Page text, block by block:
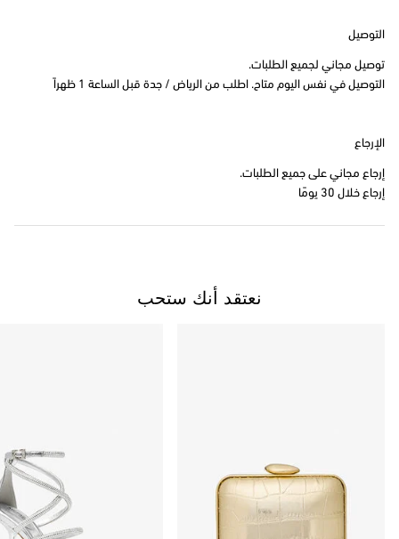
التوصيل
توصيل مجاني لجميع الطلبات.
التوصيل في نفس اليوم متاح. اطلب من الرياض / جدة قبل الساعة 1 ظهراً
الإرجاع
إرجاع مجاني على جميع الطلبات.
إرجاع خلال 30 يومًا
نعتقد أنك ستحب